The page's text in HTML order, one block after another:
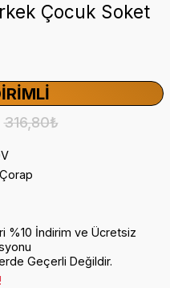
Çocuk Soket
316,80₺
%10 İndirim ve Ücretsiz
Geçerli Değildir.